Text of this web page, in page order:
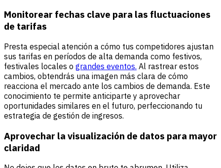
Monitorear fechas clave para las fluctuaciones
de tarifas
Presta especial atención a cómo tus competidores ajustan
sus tarifas en períodos de alta demanda como festivos,
festivales locales o grandes eventos. Al rastrear estos
cambios, obtendrás una imagen más clara de cómo
reacciona el mercado ante los cambios de demanda. Este
conocimiento te permite anticiparte y aprovechar
oportunidades similares en el futuro, perfeccionando tu
estrategia de gestión de ingresos.
Aprovechar la visualización de datos para mayor
claridad